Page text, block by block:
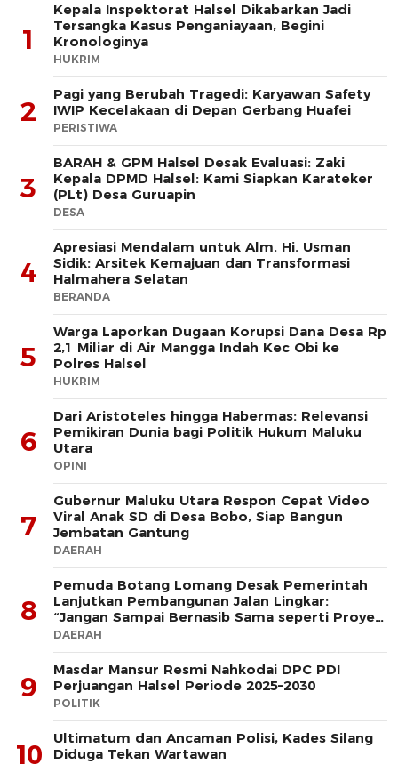
1
Kepala Inspektorat Halsel Dikabarkan Jadi
Tersangka Kasus Penganiayaan, Begini
Kronologinya
HUKRIM
2
Pagi yang Berubah Tragedi: Karyawan Safety
IWIP Kecelakaan di Depan Gerbang Huafei
PERISTIWA
3
BARAH & GPM Halsel Desak Evaluasi: Zaki
Kepala DPMD Halsel: Kami Siapkan Karateker
(PLt) Desa Guruapin
DESA
4
Apresiasi Mendalam untuk Alm. Hi. Usman
Sidik: Arsitek Kemajuan dan Transformasi
Halmahera Selatan
BERANDA
5
Warga Laporkan Dugaan Korupsi Dana Desa Rp
2,1 Miliar di Air Mangga Indah Kec Obi ke
Polres Halsel
HUKRIM
6
Dari Aristoteles hingga Habermas: Relevansi
Pemikiran Dunia bagi Politik Hukum Maluku
Utara
OPINI
7
Gubernur Maluku Utara Respon Cepat Video
Viral Anak SD di Desa Bobo, Siap Bangun
Jembatan Gantung
DAERAH
8
Pemuda Botang Lomang Desak Pemerintah
Lanjutkan Pembangunan Jalan Lingkar:
“Jangan Sampai Bernasib Sama seperti Proyek
PLTD
DAERAH
9
Masdar Mansur Resmi Nahkodai DPC PDI
Perjuangan Halsel Periode 2025–2030
POLITIK
10
Ultimatum dan Ancaman Polisi, Kades Silang
Diduga Tekan Wartawan